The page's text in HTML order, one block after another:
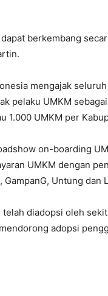
berkembang
mengajak
pelaku UMKM
1.000 UMKM per
on-boarding
UMKM dengan
Untung dan
telah diadopsi oleh
adopsi